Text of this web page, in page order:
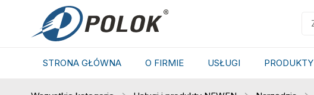
STRONA GŁÓWNA O FIRMIE USŁUGI PRODUKTY